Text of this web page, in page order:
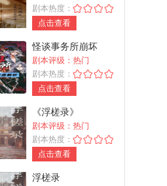
剧本热度：
点击查看
怪谈事务所崩坏
剧本评级：热门
剧本热度：
点击查看
《浮槎录》
剧本评级：热门
剧本热度：
点击查看
浮槎录